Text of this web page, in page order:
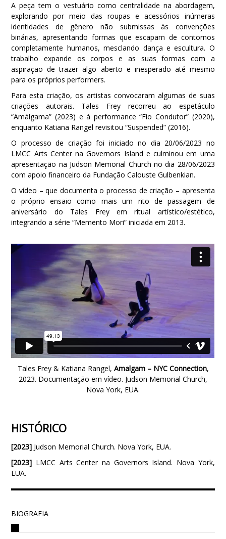
A peça tem o vestuário como centralidade na abordagem,
explorando por meio das roupas e acessórios inúmeras
identidades de gênero não submissas às convenções
binárias, apresentando formas que escapam de contornos
completamente humanos, mesclando dança e escultura. O
trabalho expande os corpos e as suas formas com a
aspiração de trazer algo aberto e inesperado até mesmo
para os próprios performers.
Para esta criação, os artistas convocaram algumas de suas
criações autorais. Tales Frey recorreu ao espetáculo
“Amálgama” (2023) e à performance “Fio Condutor” (2020),
enquanto Katiana Rangel revisitou “Suspended” (2016).
O processo de criação foi iniciado no dia 20/06/2023 no
LMCC Arts Center na Governors Island e culminou em uma
apresentação na Judson Memorial Church no dia 28/06/2023
com apoio financeiro da Fundação Calouste Gulbenkian.
O vídeo – que documenta o processo de criação – apresenta
o próprio ensaio como mais um rito de passagem de
aniversário do Tales Frey em ritual artístico/estético,
integrando a série “Memento Mori” iniciada em 2013.
Tales Frey & Katiana Rangel, Amalgam – NYC Connection,
2023. Documentação em vídeo. Judson Memorial Church,
Nova York, EUA.
HISTÓRICO
[2023] Judson Memorial Church. Nova York, EUA.
[2023] LMCC Arts Center na Governors Island. Nova York,
EUA.
BIOGRAFIA